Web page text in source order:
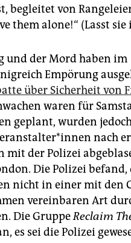
begleitet von
them alone!“ (Lasst sie
und der Mord haben im
Empörung
über Sicherheit von
waren für
geplant, wurden
nach
mit der Polizei
Die Polizei befand,
nicht in einer mit den
vereinbaren Art
Die GruppeReclaim
es sei die Polizei